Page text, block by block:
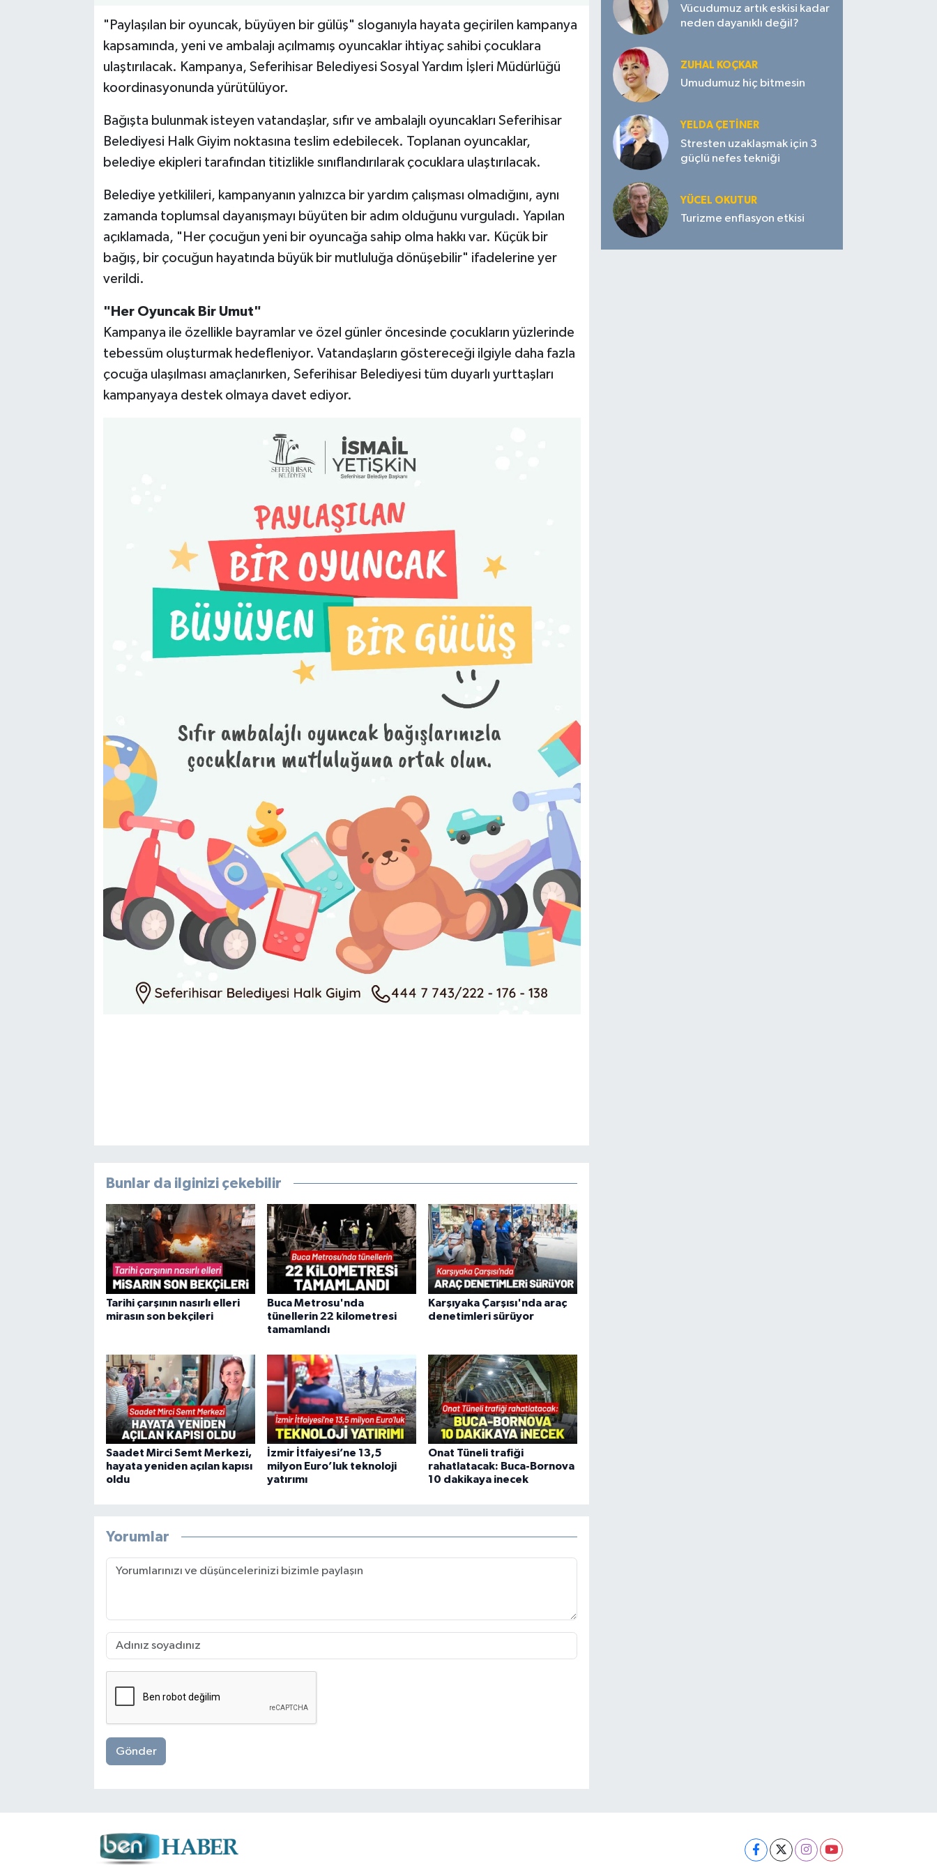
"Paylaşılan bir oyuncak, büyüyen bir gülüş" sloganıyla hayata geçirilen kampanya
kapsamında, yeni ve ambalajı açılmamış oyuncaklar ihtiyaç sahibi çocuklara
ulaştırılacak. Kampanya, Seferihisar Belediyesi Sosyal Yardım İşleri Müdürlüğü
koordinasyonunda yürütülüyor.
Bağışta bulunmak isteyen vatandaşlar, sıfır ve ambalajlı oyuncakları Seferihisar
Belediyesi Halk Giyim noktasına teslim edebilecek. Toplanan oyuncaklar,
belediye ekipleri tarafından titizlikle sınıflandırılarak çocuklara ulaştırılacak.
Belediye yetkilileri, kampanyanın yalnızca bir yardım çalışması olmadığını, aynı
zamanda toplumsal dayanışmayı büyüten bir adım olduğunu vurguladı. Yapılan
açıklamada, "Her çocuğun yeni bir oyuncağa sahip olma hakkı var. Küçük bir
bağış, bir çocuğun hayatında büyük bir mutluluğa dönüşebilir" ifadelerine yer
verildi.
"Her Oyuncak Bir Umut"
Kampanya ile özellikle bayramlar ve özel günler öncesinde çocukların yüzlerinde
tebessüm oluşturmak hedefleniyor. Vatandaşların göstereceği ilgiyle daha fazla
çocuğa ulaşılması amaçlanırken, Seferihisar Belediyesi tüm duyarlı yurttaşları
kampanyaya destek olmaya davet ediyor.
Bunlar da ilginizi çekebilir
Tarihi çarşının nasırlı elleri
mirasın son bekçileri
Buca Metrosu'nda
tünellerin 22 kilometresi
tamamlandı
Karşıyaka Çarşısı'nda araç
denetimleri sürüyor
Saadet Mirci Semt Merkezi,
hayata yeniden açılan kapısı
oldu
İzmir İtfaiyesi’ne 13,5
milyon Euro’luk teknoloji
yatırımı
Onat Tüneli trafiği
rahatlatacak: Buca-Bornova
10 dakikaya inecek
Yorumlar
Gönder
Vücudumuz artık eskisi kadar
neden dayanıklı değil?
ZUHAL KOÇKAR
Umudumuz hiç bitmesin
YELDA ÇETİNER
Stresten uzaklaşmak için 3
güçlü nefes tekniği
YÜCEL OKUTUR
Turizme enflasyon etkisi